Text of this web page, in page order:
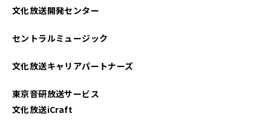
文化放送開発センター
セントラルミュージック
文化放送キャリアパートナーズ
東京音研放送サービス
文化放送iCraft